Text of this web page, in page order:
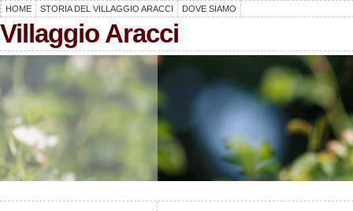
HOME STORIA DEL VILLAGGIO ARACCI DOVE SIAMO
Villaggio Aracci